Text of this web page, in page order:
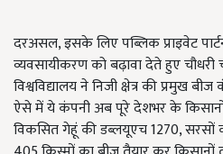
दरअसल, इसके लिए पब्लिक प्राइवेट
व्यवसायीकरण को बढ़ावा देते हुए चौधरी
विश्वविद्यालय ने निजी क्षेत्र की प्रमुख
ऐसे में ये कंपनी अब पूरे देशभर के किसानों
विकसित गेहूं की डब्लयूएच 1270,